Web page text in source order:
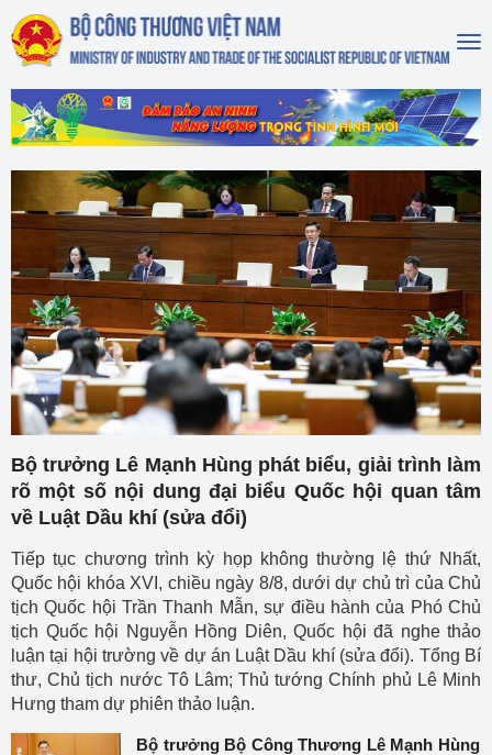
Bộ trưởng Lê Mạnh Hùng phát biểu, giải trình làm
rõ một số nội dung đại biểu Quốc hội quan tâm
về Luật Dầu khí (sửa đổi)
Tiếp tục chương trình kỳ họp không thường lệ thứ Nhất,
Quốc hội khóa XVI, chiều ngày 8/8, dưới dự chủ trì của Chủ
tịch Quốc hội Trần Thanh Mẫn, sự điều hành của Phó Chủ
tịch Quốc hội Nguyễn Hồng Diên, Quốc hội đã nghe thảo
luận tại hội trường về dự án Luật Dầu khí (sửa đổi). Tổng Bí
thư, Chủ tịch nước Tô Lâm; Thủ tướng Chính phủ Lê Minh
Hưng tham dự phiên thảo luận.
Bộ trưởng Bộ Công Thương Lê Mạnh Hùng